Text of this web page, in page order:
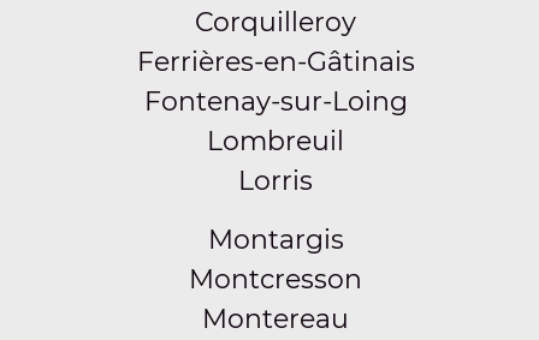
Corquilleroy
Ferrières-en-Gâtinais
Fontenay-sur-Loing
Lombreuil
Lorris
Montargis
Montcresson
Montereau